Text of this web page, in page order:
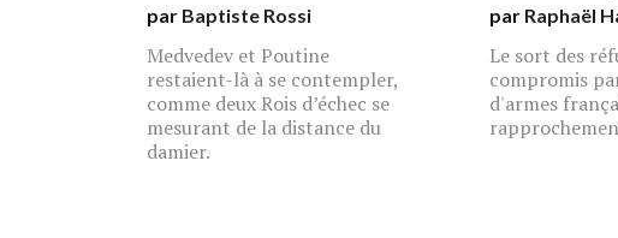
par Baptiste Rossi
Medvedev et Poutine
restaient-là à se contempler,
comme deux Rois d’échec se
mesurant de la distance du
damier.
par Raphaël
Le sort des
compromis
d'armes